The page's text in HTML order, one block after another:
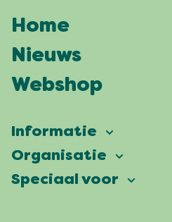
Home
Nieuws
Webshop
Informatie
Vierdaagsefeesten
Veelgestelde vragen
Organisatie
Onze ambitie
Speciaal voor